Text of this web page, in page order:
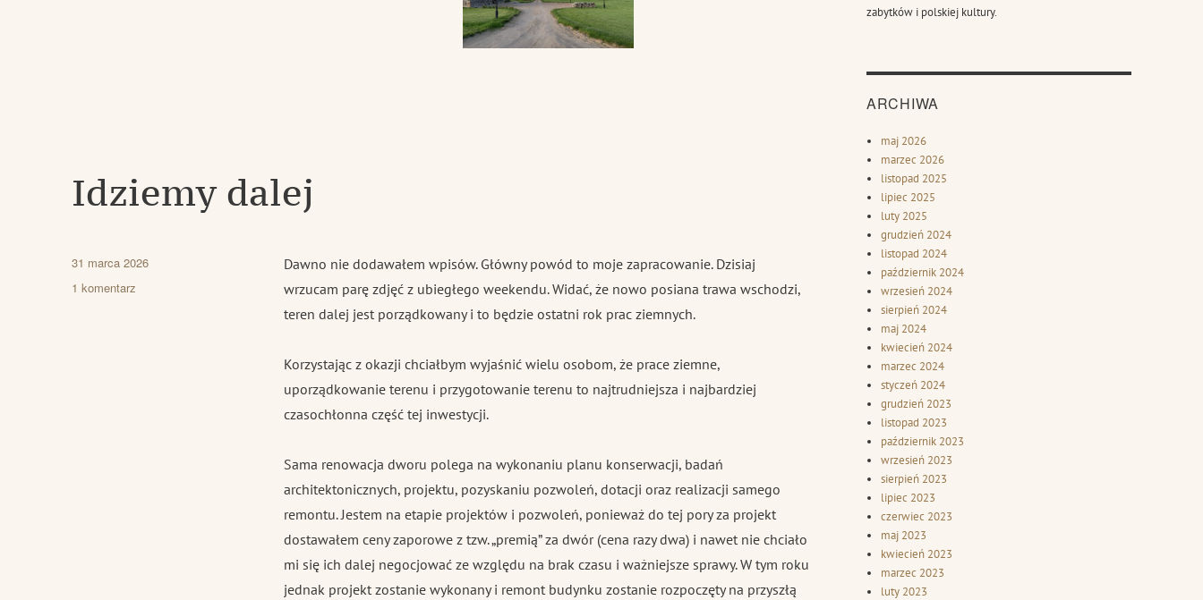
Idziemy dalej
Dawno nie dodawałem wpisów. Główny powód to moje zapracowanie. Dzisiaj
wrzucam parę zdjęć z ubiegłego weekendu. Widać, że nowo posiana trawa wschodzi,
teren dalej jest porządkowany i to będzie ostatni rok prac ziemnych.
Korzystając z okazji chciałbym wyjaśnić wielu osobom, że prace ziemne,
uporządkowanie terenu i przygotowanie terenu to najtrudniejsza i najbardziej
czasochłonna część tej inwestycji.
Sama renowacja dworu polega na wykonaniu planu konserwacji, badań
architektonicznych, projektu, pozyskaniu pozwoleń, dotacji oraz realizacji samego
remontu. Jestem na etapie projektów i pozwoleń, ponieważ do tej pory za projekt
dostawałem ceny zaporowe z tzw. „premią” za dwór (cena razy dwa) i nawet nie chciało
mi się ich dalej negocjować ze względu na brak czasu i ważniejsze sprawy. W tym roku
jednak projekt zostanie wykonany i remont budynku zostanie rozpoczęty na przyszłą
Data
publikacji
31 marca 2026
1 komentarz
zabytków i polskiej kultury.
ARCHIWA
maj 2026
marzec 2026
listopad 2025
lipiec 2025
luty 2025
grudzień 2024
listopad 2024
październik 2024
wrzesień 2024
sierpień 2024
maj 2024
kwiecień 2024
marzec 2024
styczeń 2024
grudzień 2023
listopad 2023
październik 2023
wrzesień 2023
sierpień 2023
lipiec 2023
czerwiec 2023
maj 2023
kwiecień 2023
marzec 2023
luty 2023